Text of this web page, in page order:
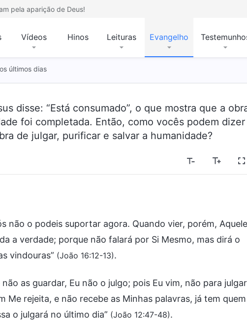
pela aparição de Deus!
Vídeos Hinos Leituras Evangelho
últimos dias
disse: “Está consumado”, o que mostra que a
foi completada. Então, como vocês podem dizer
de julgar, purificar e salvar a humanidade?
não o podeis suportar agora. Quando vier, porém,
a verdade; porque não falará por Si Mesmo, mas dirá o
vindouras” (João 16:12-13).
as guardar, Eu não o julgo; pois Eu vim, não para julgar
Me rejeita, e não recebe as Minhas palavras, já tem quem
o julgará no último dia” (João 12:47-48).